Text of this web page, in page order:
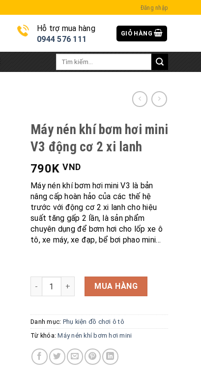
Đăng nhập
Hỗ trợ mua hàng
0944 576 111
GIỎ HÀNG
kiếm:
Máy nén khí bơm hơi mini
V3 động cơ 2 xi lanh
790KVND
Máy nén khí bơm hơi mini V3 là bản
nâng cấp hoàn hảo của các thế hệ
trước với động cơ 2 xi lanh cho hiệu
suất tăng gấp 2 lần, là sản phẩm
chuyên dụng để bơm hơi cho lốp xe ô
tô, xe máy, xe đạp, bể bơi phao mini…
Máy nén khí bơm hơi mini V3 động cơ 2 xi lanh
MUA HÀNG
Danh mục: Phụ kiện đồ chơi ô tô
Từ khóa:Máy nén khí bơm hơi mini